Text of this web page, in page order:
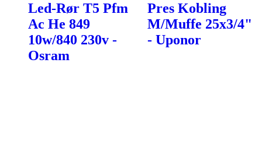
Led-Rør T5 Pfm
Ac He 849
10w/840 230v -
Osram
Pres Kobling
M/Muffe 25x3/4"
- Uponor